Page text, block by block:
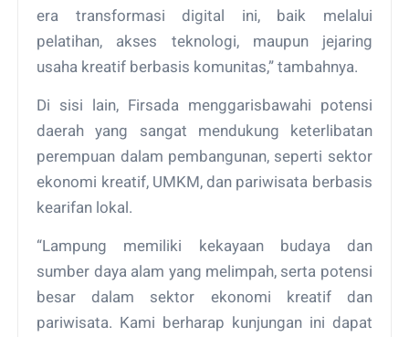
era transformasi digital ini, baik melalui
pelatihan, akses teknologi, maupun jejaring
usaha kreatif berbasis komunitas,” tambahnya.
Di sisi lain, Firsada menggarisbawahi potensi
daerah yang sangat mendukung keterlibatan
perempuan dalam pembangunan, seperti sektor
ekonomi kreatif, UMKM, dan pariwisata berbasis
kearifan lokal.
“Lampung memiliki kekayaan budaya dan
sumber daya alam yang melimpah, serta potensi
besar dalam sektor ekonomi kreatif dan
pariwisata. Kami berharap kunjungan ini dapat